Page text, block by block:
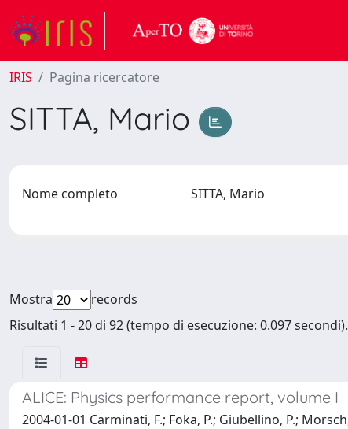
IRIS Pagina ricercatore
SITTA, Mario
Nome completo SITTA, Mario
Mostra
records
Risultati 1 - 20 di 92 (tempo di esecuzione: 0.097 secondi).
ALICE: Physics performance report, volume I
2004-01-01 Carminati, F.; Foka, P.; Giubellino, P.; Morsch, A.; Paic, G.; Revol, J.-P.; Šafařík, K.; Schutz, Y.; Wiedemann, U.A.; Cortese, P.; Dellacasa, G.; Ramello, L.; Sitta, M.; Ahmad, N.; Ahmad, S.; Ahmad, T.; Bari, W.; Irfan, M.; Zafar, M.; Belogianni, A.; Christakoglou, P.; Ganoti, P.; Petridis, A.; Roukoutakis, F.; Spyropoulou-Stassinaki, M.; Vassiliou, M.; Caselle, M.; Di Bari, D.; Elia, D.; Fini, R.A.; Ghidini, B.; Lenti, V.; Manzari, V.; Nappi, E.; Navach, F.; Pastore, C.; Posa, F.; Santoro, R.; Sgura, I.; Corsi, F.; De Venuto, D.; Fratino, U.; Marzocca, C.; Li, X.; Liu, Z.; Lu, S.; Lu, Z.; Meng, Q.; Sa, B.; Yuan, J.; Zhou, J.; Zhou, S.; Klovning, A.; Nystrand, J.; Pommeresche, B.; Röhrich, D.; Ullaland, K.; Vestbø, A.S.; Yin, Z.; Fanebust, K.; Helstrup, H.; Lien, J.A.; Choudhury, R.K.; Dubey, A.K.; Mahapatra, D.P.; Mishra, D.; Phatak, S.C.; Sahoo, R.; Evans, D.; Jones, G.T.; Jovanović, P.; Jusko, A.; Kinson, J.B.; Lietava, R.; Villalobos Baillie, O.; Alici, A.; Anselmo, F.; Antonioli, P.; Bari, G.; Basile, M.; Baek, Y.W.; Bellagamba, L.; Boscherini, D.; Bruni, A.; Bruni, G.; Cara Romeo, G.; Cerron-Zeballos, E.; Cifarelli, L.; Cindolo, F.; Corradi, M.; Falchieri, D.; Gabrielli, A.; Gandolfi, E.; Giusti, P.; Hatzifotiadou, D.; Laurenti, G.; Luvisetto, M.L.; Margotti, A.; Masetti, M.; Morozov, S.; Nania, R.; Otiougova, P.; Palmonari, F.; Pesci, A.; Pierella, F.; Polini, A.; Sartorelli, G.; Scapparone, E.; Scioli, G.; Vacca, G.P.; Valenti, G.; Venturi, G.; Williams, M.C.S.; Zichichi, A.; Černý, V.; Janik, R.; Kapusta, S.; Lúčan, L.; Pikna, M.; Pišút, J.; Pišútová, N.; Sitár, B.; Strmeň, P.; Szarka, I.; Zagiba, M.; Aiftimiei, C.; Catanescu, V.; Duma, M.; Legrand, C.I.; Moisa, D.; Petrovici, M.; Stoicea, G.; Dénes, E.; Eged, B.; Fodor, Z.; Kiss, T.; Pálla, G.; Sulyán, J.; Zimányi, J.; Basciu, S.; Cicalo, C.; De Falco, A.; Floris, M.; Macciotta-Serpi, M.P.; Puddu, G.; Serci, S.; Siddi, E.; Tocco, L.; Usai, G.; Cleymans, J.; Fearick, R.; Vilakazi, Z.; Badalà, A.; Barbera, R.; Lo Re, G.; Palmeri, A.; Pappalardo, G.S.; Pulvirenti, A.; Riggi, F.; Andres, Y.; Anelli, G.; Augustin, I.; Augustinus, A.; Baechler, J.; Barberis, P.; Belikov, J.A.; Betev, L.; Boccardi, A.; Braem, A.; Bramm, R.; Brun, R.; Burns, M.; Buncic, P.; Cali, I.; Campagnolo, R.; Campbell, M.; Carena, F.; Carena, W.; Carrer, N.; Cheshkov, C.; Chochula, P.; Chudoba, J.; Cruz De Sousa Barbosa, J.; Davenport, M.; De Cataldo, G.; De Groot, J.; Di Mauro, A.; Dinapoli, R.; Divià, R.; Engster, C.; Evrard, S.; Fabjan, C.; Fassò, A.; Favretto, D.; Feng, L.; Formenti, F.; Futó, E.; Gallas-Torreira, A.; Gheata, A.; Gonzalez-Caballero, I.; Gonzalez-Gutierrez, C.; Gregory, C.; Hoch, M.; Hoedelmoser, H.; Hristov, P.; Ivanov, M.; Jirden, L.; Junique, A.; Klempt, W.; Kluge, A.; Kowalski, M.; Kuhr, T.; Leistam, L.; Lourenço, C.; Marin, J.-C.; Martinengo, P.; Masoni, A.; Mast, M.; Meyer, T.; Mohanty, A.; Morel, M.; Mota, B.; Muller, H.; Musa, L.; Nilsson, P.; Osmic, F.; Perini, D.; Peters, A.; Picard, D.; Piuz, F.; Popescu, S.; Rademakers, F.; Riedler, P.; Rosso, E.; Saiz, P.; Santiard, J.-C.; Schossmaier, K.; Schukraft, J.; Schyns, E.; Skowronski, P.; Soos, C.; Stefanini, G.; Stock, R.; Swoboda, D.; Szymanski, P.; Taureg, H.; Tavlet, M.; Tissot-Daguette, P.; Vande Vyvre, P.; Van-Der-Vlugt, C.;